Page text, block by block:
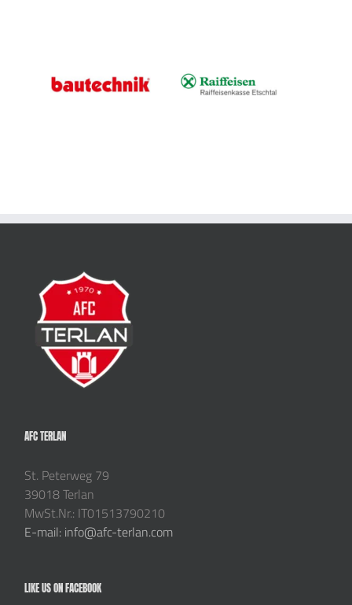
AFC TERLAN
St. Peterweg 79
39018 Terlan
MwSt.Nr.: IT01513790210
E-mail: info@afc-terlan.com
LIKE US ON FACEBOOK